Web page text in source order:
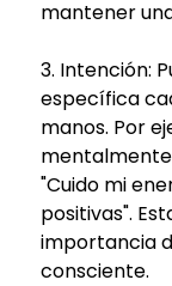
mantener
3. Intención:
específica
manos. Por
"Cuido mi
positivas".
importancia
consciente.